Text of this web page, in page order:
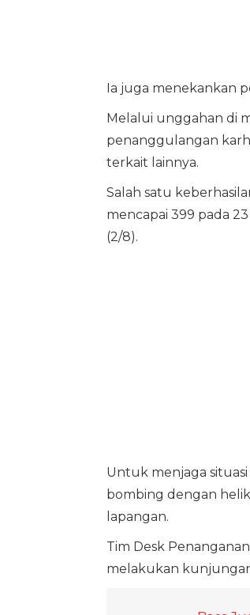
Ia juga menekankan
Melalui unggahan di
penanggulangan
terkait lainnya.
Salah satu
mencapai 399 pada
(2/8).
Untuk menjaga
bombing dengan
lapangan.
Tim Desk
melakukan